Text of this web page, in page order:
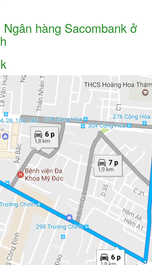
Ngân hàng Sacombank ở